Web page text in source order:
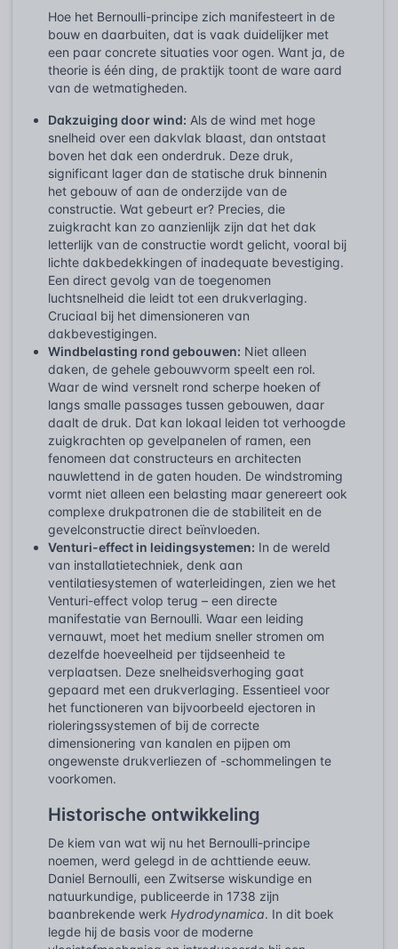
Hoe het Bernoulli-principe zich manifesteert in de
bouw en daarbuiten, dat is vaak duidelijker met
een paar concrete situaties voor ogen. Want ja, de
theorie is één ding, de praktijk toont de ware aard
van de wetmatigheden.
Dakzuiging door wind: Als de wind met hoge
snelheid over een dakvlak blaast, dan ontstaat
boven het dak een onderdruk. Deze druk,
significant lager dan de statische druk binnenin
het gebouw of aan de onderzijde van de
constructie. Wat gebeurt er? Precies, die
zuigkracht kan zo aanzienlijk zijn dat het dak
letterlijk van de constructie wordt gelicht, vooral bij
lichte dakbedekkingen of inadequate bevestiging.
Een direct gevolg van de toegenomen
luchtsnelheid die leidt tot een drukverlaging.
Cruciaal bij het dimensioneren van
dakbevestigingen.
Windbelasting rond gebouwen: Niet alleen
daken, de gehele gebouwvorm speelt een rol.
Waar de wind versnelt rond scherpe hoeken of
langs smalle passages tussen gebouwen, daar
daalt de druk. Dat kan lokaal leiden tot verhoogde
zuigkrachten op gevelpanelen of ramen, een
fenomeen dat constructeurs en architecten
nauwlettend in de gaten houden. De windstroming
vormt niet alleen een belasting maar genereert ook
complexe drukpatronen die de stabiliteit en de
gevelconstructie direct beïnvloeden.
Venturi-effect in leidingsystemen: In de wereld
van installatietechniek, denk aan
ventilatiesystemen of waterleidingen, zien we het
Venturi-effect volop terug – een directe
manifestatie van Bernoulli. Waar een leiding
vernauwt, moet het medium sneller stromen om
dezelfde hoeveelheid per tijdseenheid te
verplaatsen. Deze snelheidsverhoging gaat
gepaard met een drukverlaging. Essentieel voor
het functioneren van bijvoorbeeld ejectoren in
rioleringssystemen of bij de correcte
dimensionering van kanalen en pijpen om
ongewenste drukverliezen of -schommelingen te
voorkomen.
Historische ontwikkeling
De kiem van wat wij nu het Bernoulli-principe
noemen, werd gelegd in de achttiende eeuw.
Daniel Bernoulli, een Zwitserse wiskundige en
natuurkundige, publiceerde in 1738 zijn
baanbrekende werk Hydrodynamica. In dit boek
legde hij de basis voor de moderne